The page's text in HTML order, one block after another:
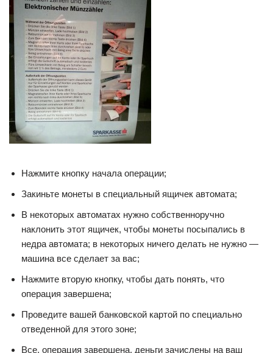
Нажмите кнопку начала операции;
Закиньте монеты в специальный ящичек автомата;
В некоторых автоматах нужно собственноручно
наклонить этот ящичек, чтобы монеты посыпались в
недра автомата; в некоторых ничего делать не нужно —
машина все сделает за вас;
Нажмите вторую кнопку, чтобы дать понять, что
операция завершена;
Проведите вашей банковской картой по специально
отведенной для этого зоне;
Все, операция завершена, деньги зачислены на ваш